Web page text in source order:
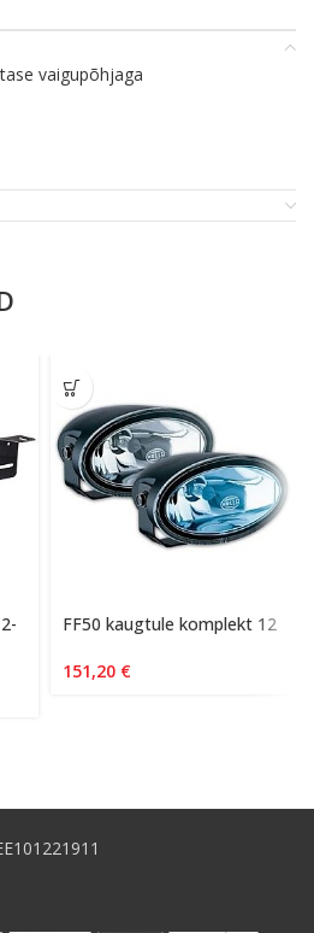
vaigupõhjaga
FF50 kaugtule komplekt 12
151,20 €